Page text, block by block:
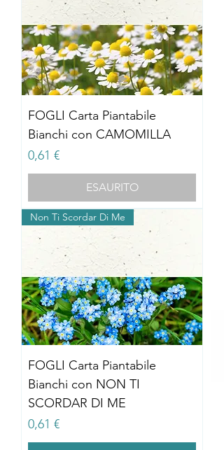
FOGLI Carta Piantabile
Bianchi con CAMOMILLA
Prezzo
0,61 €
ESAURITO
Non Ti Scordar Di Me
FOGLI Carta Piantabile
Bianchi con NON TI
SCORDAR DI ME
Prezzo
0,61 €